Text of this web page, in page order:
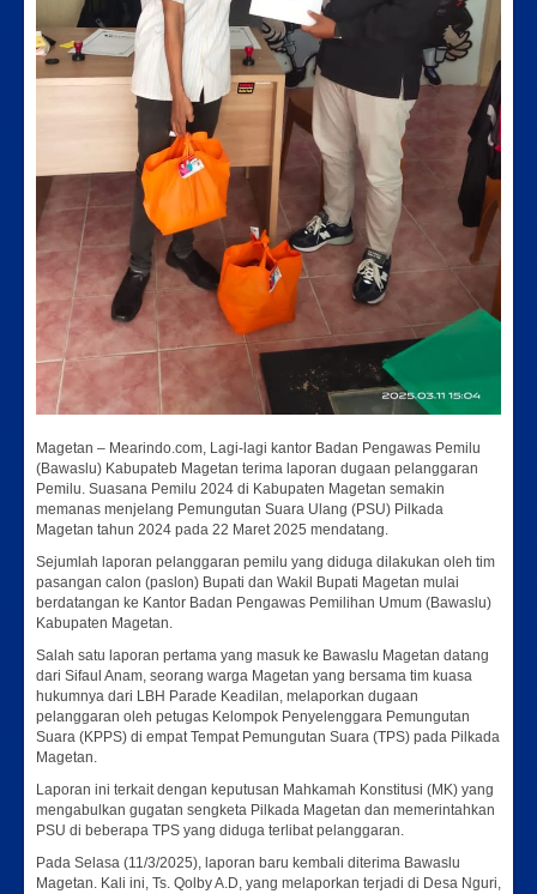
Magetan – Mearindo.com, Lagi-lagi kantor Badan Pengawas Pemilu
(Bawaslu) Kabupateb Magetan terima laporan dugaan pelanggaran
Pemilu. Suasana Pemilu 2024 di Kabupaten Magetan semakin
memanas menjelang Pemungutan Suara Ulang (PSU) Pilkada
Magetan tahun 2024 pada 22 Maret 2025 mendatang.
Sejumlah laporan pelanggaran pemilu yang diduga dilakukan oleh tim
pasangan calon (paslon) Bupati dan Wakil Bupati Magetan mulai
berdatangan ke Kantor Badan Pengawas Pemilihan Umum (Bawaslu)
Kabupaten Magetan.
Salah satu laporan pertama yang masuk ke Bawaslu Magetan datang
dari Sifaul Anam, seorang warga Magetan yang bersama tim kuasa
hukumnya dari LBH Parade Keadilan, melaporkan dugaan
pelanggaran oleh petugas Kelompok Penyelenggara Pemungutan
Suara (KPPS) di empat Tempat Pemungutan Suara (TPS) pada Pilkada
Magetan.
Laporan ini terkait dengan keputusan Mahkamah Konstitusi (MK) yang
mengabulkan gugatan sengketa Pilkada Magetan dan memerintahkan
PSU di beberapa TPS yang diduga terlibat pelanggaran.
Pada Selasa (11/3/2025), laporan baru kembali diterima Bawaslu
Magetan. Kali ini, Ts. Qolby A.D, yang melaporkan terjadi di Desa Nguri,